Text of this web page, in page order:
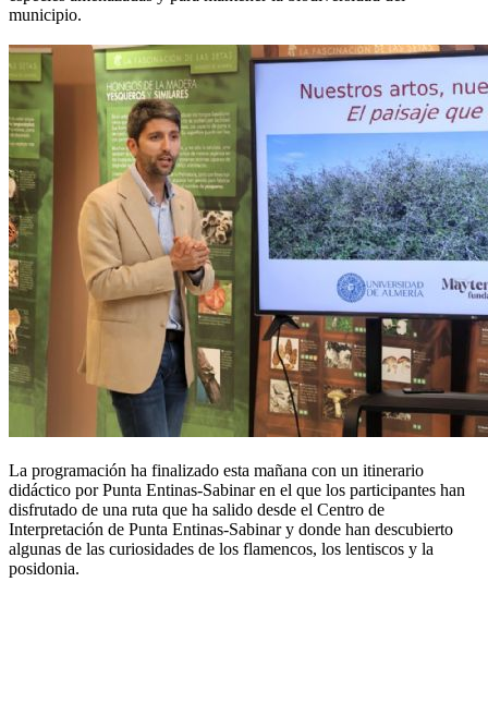
municipio.
La programación ha finalizado esta mañana con un itinerario
didáctico por Punta Entinas-Sabinar en el que los participantes han
disfrutado de una ruta que ha salido desde el Centro de
Interpretación de Punta Entinas-Sabinar y donde han descubierto
algunas de las curiosidades de los flamencos, los lentiscos y la
posidonia.